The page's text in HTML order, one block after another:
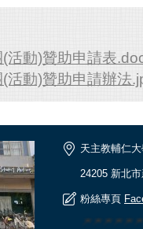
活動)贊助申請表
活動)贊助申請辦法
天主教輔仁
24205 新北
粉絲專頁